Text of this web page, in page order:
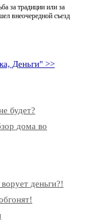
за традиции или за
внеочередной съезд
Деньги" >>
будет?
дома во
деньги?!